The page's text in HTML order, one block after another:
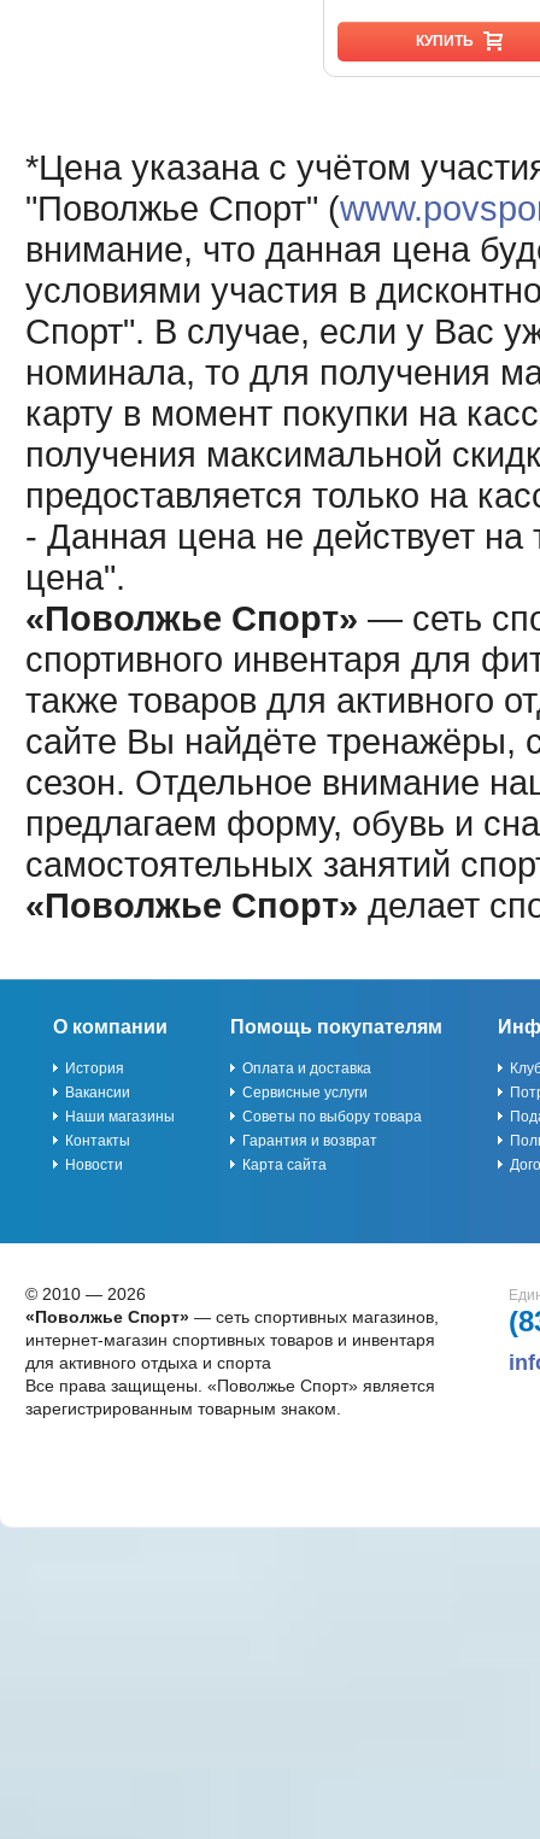
КУПИТЬ
*Цена указана с учётом
"Поволжье Спорт" (
внимание, что данная цена
условиями участия в
Спорт". В случае, если у Вас
номинала, то для получения
карту в момент покупки на
получения максимальной
предоставляется только на
- Данная цена не действует
цена".
«Поволжье Спорт» — сеть
спортивного инвентаря для
также товаров для активного
сайте Вы найдёте тренажёры,
сезон. Отдельное внимание
предлагаем форму, обувь и
самостоятельных занятий
«Поволжье Спорт» делает
О компании
История
Вакансии
Наши магазины
Контакты
Новости
Помощь покупателям
Оплата и доставка
Сервисные услуги
Советы по выбору товара
Гарантия и возврат
Карта сайта
© 2010 — 2026
«Поволжье Спорт»— сеть спортивных магазинов,
интернет-магазин спортивных товаров и инвентаря
для активного отдыха и спорта
Все права защищены. «Поволжье Спорт» является
зарегистрированным товарным знаком.